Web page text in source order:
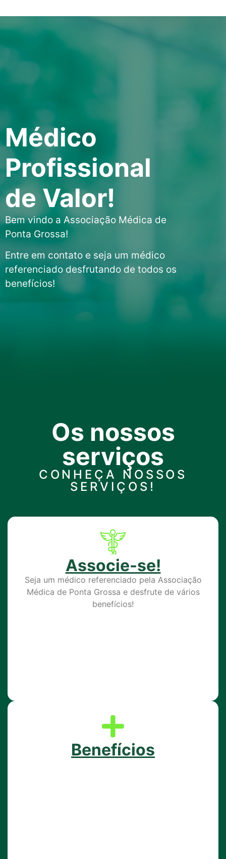
Médico
Profissional
de Valor!
Bem vindo a Associação Médica de
Ponta Grossa!
Entre em contato e seja um médico
referenciado desfrutando de todos os
benefícios!
Os nossos
serviços
CONHEÇA NOSSOS
SERVIÇOS!
Associe-se!
Seja um médico referenciado pela Associação
Médica de Ponta Grossa e desfrute de vários
benefícios!
Benefícios